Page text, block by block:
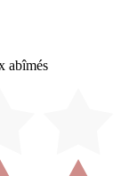
abîmés